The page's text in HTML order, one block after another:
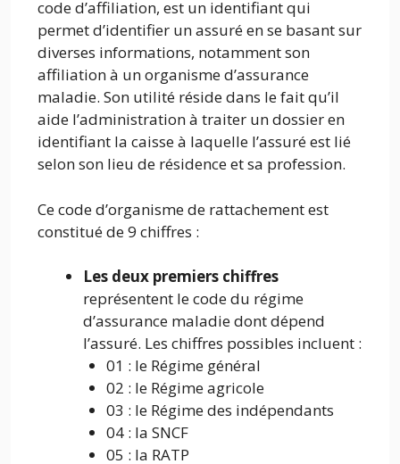
code d’affiliation, est un identifiant qui
permet d’identifier un assuré en se basant sur
diverses informations, notamment son
affiliation à un organisme d’assurance
maladie. Son utilité réside dans le fait qu’il
aide l’administration à traiter un dossier en
identifiant la caisse à laquelle l’assuré est lié
selon son lieu de résidence et sa profession.
Ce code d’organisme de rattachement est
constitué de 9 chiffres :
Les deux premiers chiffres
représentent le code du régime
d’assurance maladie dont dépend
l’assuré. Les chiffres possibles incluent :
01 : le Régime général
02 : le Régime agricole
03 : le Régime des indépendants
04 : la SNCF
05 : la RATP